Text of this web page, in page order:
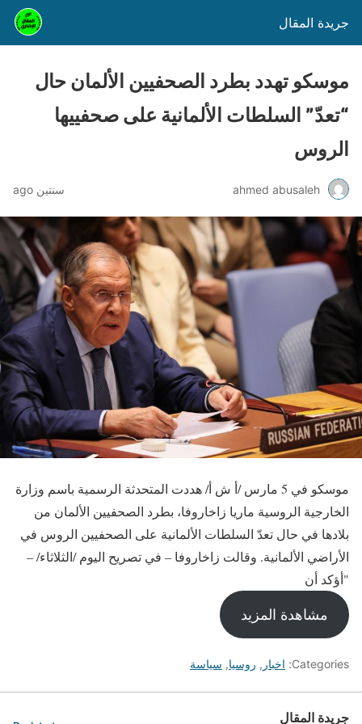
جريدة المقال
موسكو تهدد بطرد الصحفيين الألمان حال
“تعدّ” السلطات الألمانية على صحفييها
الروس
ahmed abusaleh سنتين ago
موسكو في 5 مارس /أ ش أ/ هددت المتحدثة الرسمية باسم وزارة
الخارجية الروسية ماريا زاخاروفا، بطرد الصحفيين الألمان من
بلادها في حال تعدّ السلطات الألمانية على الصحفيين الروس في
الأراضي الألمانية. وقالت زاخاروفا – في تصريح اليوم /الثلاثاء/ –
"أؤكد أن
مشاهدة المزيد
Categories: اخبار , روسيا, سياسة
جريدة المقال